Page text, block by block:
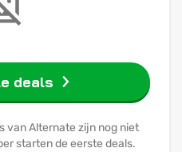
deals
van Alternate zijn nog niet
starten de eerste deals.